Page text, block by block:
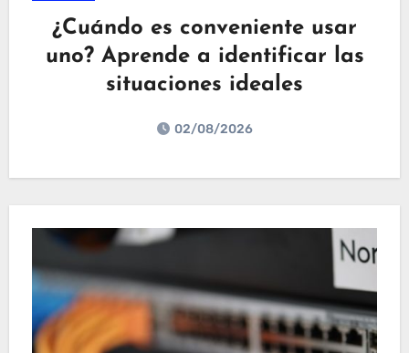
¿Cuándo es conveniente usar
uno? Aprende a identificar las
situaciones ideales
02/08/2026